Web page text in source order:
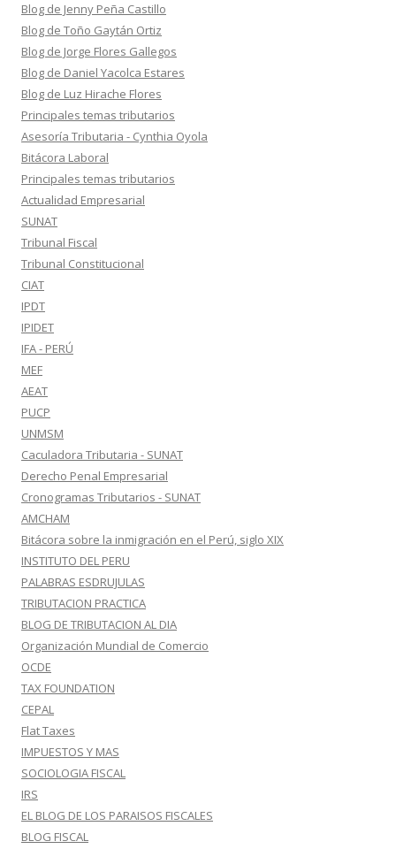
Blog de Jenny Peña Castillo
Blog de Toño Gaytán Ortiz
Blog de Jorge Flores Gallegos
Blog de Daniel Yacolca Estares
Blog de Luz Hirache Flores
Principales temas tributarios
Asesoría Tributaria - Cynthia Oyola
Bitácora Laboral
Principales temas tributarios
Actualidad Empresarial
SUNAT
Tribunal Fiscal
Tribunal Constitucional
CIAT
IPDT
IPIDET
IFA - PERÚ
MEF
AEAT
PUCP
UNMSM
Caculadora Tributaria - SUNAT
Derecho Penal Empresarial
Cronogramas Tributarios - SUNAT
AMCHAM
Bitácora sobre la inmigración en el Perú, siglo XIX
INSTITUTO DEL PERU
PALABRAS ESDRUJULAS
TRIBUTACION PRACTICA
BLOG DE TRIBUTACION AL DIA
Organización Mundial de Comercio
OCDE
TAX FOUNDATION
CEPAL
Flat Taxes
IMPUESTOS Y MAS
SOCIOLOGIA FISCAL
IRS
EL BLOG DE LOS PARAISOS FISCALES
BLOG FISCAL